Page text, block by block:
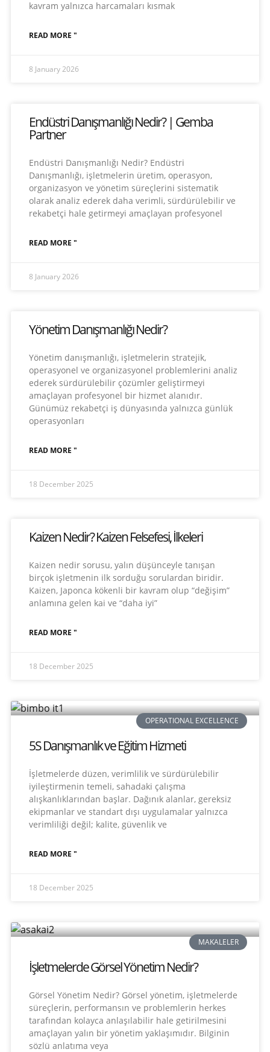
kavram yalnızca harcamaları kısmak
READ MORE "
8 January 2026
Endüstri Danışmanlığı Nedir? | Gemba
Partner
Endüstri Danışmanlığı Nedir? Endüstri
Danışmanlığı, işletmelerin üretim, operasyon,
organizasyon ve yönetim süreçlerini sistematik
olarak analiz ederek daha verimli, sürdürülebilir ve
rekabetçi hale getirmeyi amaçlayan profesyonel
READ MORE "
8 January 2026
Yönetim Danışmanlığı Nedir?
Yönetim danışmanlığı, işletmelerin stratejik,
operasyonel ve organizasyonel problemlerini analiz
ederek sürdürülebilir çözümler geliştirmeyi
amaçlayan profesyonel bir hizmet alanıdır.
Günümüz rekabetçi iş dünyasında yalnızca günlük
operasyonları
READ MORE "
18 December 2025
Kaizen Nedir? Kaizen Felsefesi, İlkeleri
Kaizen nedir sorusu, yalın düşünceyle tanışan
birçok işletmenin ilk sorduğu sorulardan biridir.
Kaizen, Japonca kökenli bir kavram olup “değişim”
anlamına gelen kai ve “daha iyi”
READ MORE "
18 December 2025
OPERATIONAL EXCELLENCE
5S Danışmanlık ve Eğitim Hizmeti
İşletmelerde düzen, verimlilik ve sürdürülebilir
iyileştirmenin temeli, sahadaki çalışma
alışkanlıklarından başlar. Dağınık alanlar, gereksiz
ekipmanlar ve standart dışı uygulamalar yalnızca
verimliliği değil; kalite, güvenlik ve
READ MORE "
18 December 2025
MAKALELER
İşletmelerde Görsel Yönetim Nedir?
Görsel Yönetim Nedir? Görsel yönetim, işletmelerde
süreçlerin, performansın ve problemlerin herkes
tarafından kolayca anlaşılabilir hale getirilmesini
amaçlayan yalın bir yönetim yaklaşımıdır. Bilginin
sözlü anlatıma veya